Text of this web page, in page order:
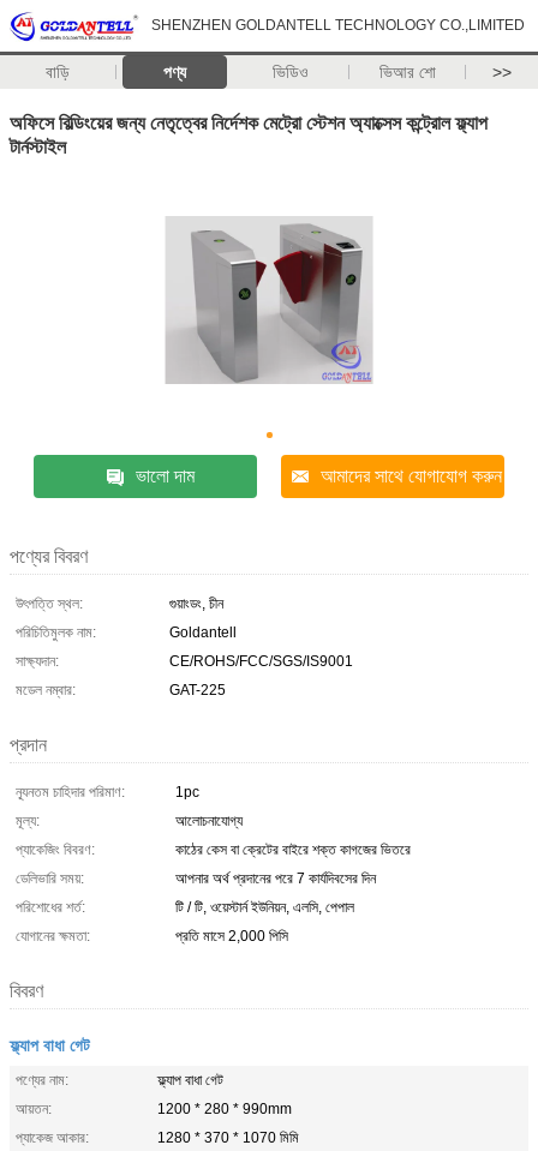
SHENZHEN GOLDANTELL TECHNOLOGY CO.,LIMITED
বাড়ি পণ্য ভিডিও ভিআর শো >>
অফিসে বিল্ডিংয়ের জন্য নেতৃত্বের নির্দেশক মেট্রো স্টেশন অ্যাক্সেস কন্ট্রোল ফ্ল্যাপ
টার্নস্টাইল
ভালো দাম আমাদের সাথে যোগাযোগ করুন
পণ্যের বিবরণ
উৎপত্তি স্থল:
গুয়াংডং, চীন
পরিচিতিমুলক নাম:
Goldantell
সাক্ষ্যদান:
CE/ROHS/FCC/SGS/IS9001
মডেল নম্বার:
GAT-225
প্রদান
ন্যূনতম চাহিদার পরিমাণ:
1pc
মূল্য:
আলোচনাযোগ্য
প্যাকেজিং বিবরণ:
কাঠের কেস বা ক্রেটের বাইরে শক্ত কাগজের ভিতরে
ডেলিভারি সময়:
আপনার অর্থ প্রদানের পরে 7 কার্যদিবসের দিন
পরিশোধের শর্ত:
টি / টি, ওয়েস্টার্ন ইউনিয়ন, এলসি, পেপাল
যোগানের ক্ষমতা:
প্রতি মাসে 2,000 পিসি
বিবরণ
ফ্ল্যাপ বাধা গেট
পণ্যের নাম:
ফ্ল্যাপ বাধা গেট
আয়তন:
1200 * 280 * 990mm
প্যাকেজ আকার:
1280 * 370 * 1070 মিমি